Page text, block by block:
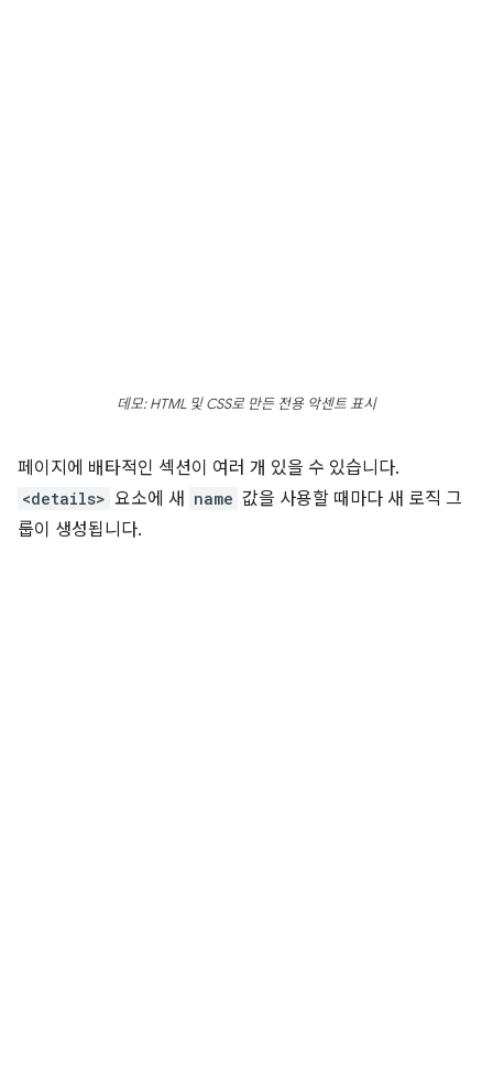
데모: HTML 및 CSS로 만든 전용 악센트 표시
페이지에 배타적인 섹션이 여러 개 있을 수 있습니다.
<details> 요소에 새 name 값을 사용할 때마다 새 로직 그
룹이 생성됩니다.